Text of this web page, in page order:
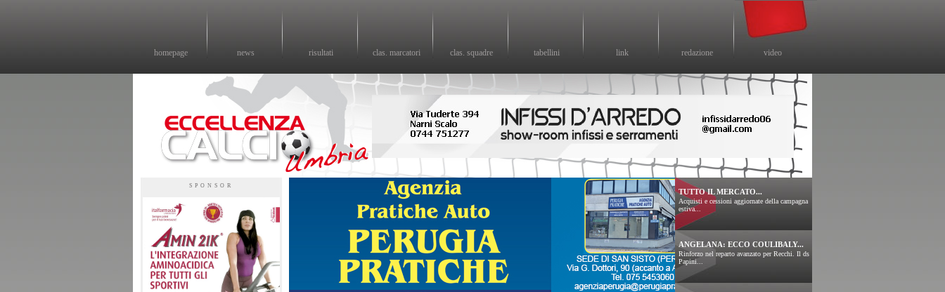
homepage news risultati clas. marcatori clas. squadre tabellini link redazione video
SPONSOR
TUTTO IL MERCATO...
Acquisti e cessioni aggiornate della campagna
estiva...
ANGELANA: ECCO COULIBALY...
Rinforzo nel reparto avanzato per Recchi. Il ds
Papini...